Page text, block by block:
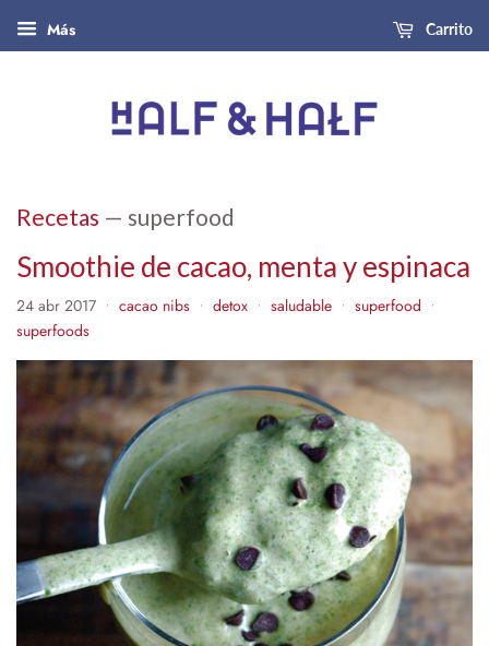
Más Carrito
Recetas — superfood
Smoothie de cacao, menta y espinaca
24 abr 2017 • cacao nibs • detox • saludable • superfood •
superfoods